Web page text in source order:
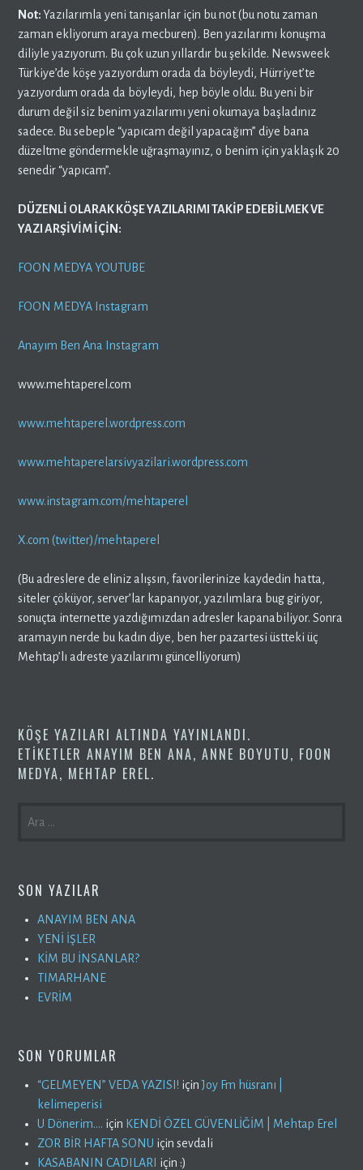
Not:Yazılarımla yeni tanışanlar için bu not (bu notu zaman
zaman ekliyorum araya mecburen). Ben yazılarımı konuşma
diliyle yazıyorum. Bu çok uzun yıllardır bu şekilde. Newsweek
Türkiye’de köşe yazıyordum orada da böyleydi, Hürriyet’te
yazıyordum orada da böyleydi, hep böyle oldu. Bu yeni bir
durum değil siz benim yazılarımı yeni okumaya başladınız
sadece. Bu sebeple “yapıcam değil yapacağım” diye bana
düzeltme göndermekle uğraşmayınız, o benim için yaklaşık 20
senedir “yapıcam”.
DÜZENLİ OLARAK KÖŞE YAZILARIMI TAKİP EDEBİLMEK VE
YAZI ARŞİVİM İÇİN:
FOON MEDYA YOUTUBE
FOON MEDYA Instagram
Anayım Ben Ana Instagram
www.mehtaperel.com
www.mehtaperel.wordpress.com
www.mehtaperelarsivyazilari.wordpress.com
www.instagram.com/mehtaperel
X.com (twitter)/mehtaperel
(Bu adreslere de eliniz alışsın, favorilerinize kaydedin hatta,
siteler çöküyor, server’lar kapanıyor, yazılımlara bug giriyor,
sonuçta internette yazdığımızdan adresler kapanabiliyor. Sonra
aramayın nerde bu kadın diye, ben her pazartesi üstteki üç
Mehtap’lı adreste yazılarımı güncelliyorum)
KÖŞE YAZILARI ALTINDA YAYINLANDI.
ETIKETLERANAYIM BEN ANA,ANNE BOYUTU, FOON
MEDYA, MEHTAP EREL.
SON YAZILAR
ANAYIM BEN ANA
YENİ İŞLER
KİM BU İNSANLAR?
TIMARHANE
EVRİM
SON YORUMLAR
“GELMEYEN” VEDA YAZISI! içinJoy Fm hüsranı |
kelimeperisi
U Dönerim…. için KENDİ ÖZEL GÜVENLİĞİM | Mehtap Erel
ZOR BİR HAFTA SONU içinsevdali
KASABANIN CADILARI
için :)